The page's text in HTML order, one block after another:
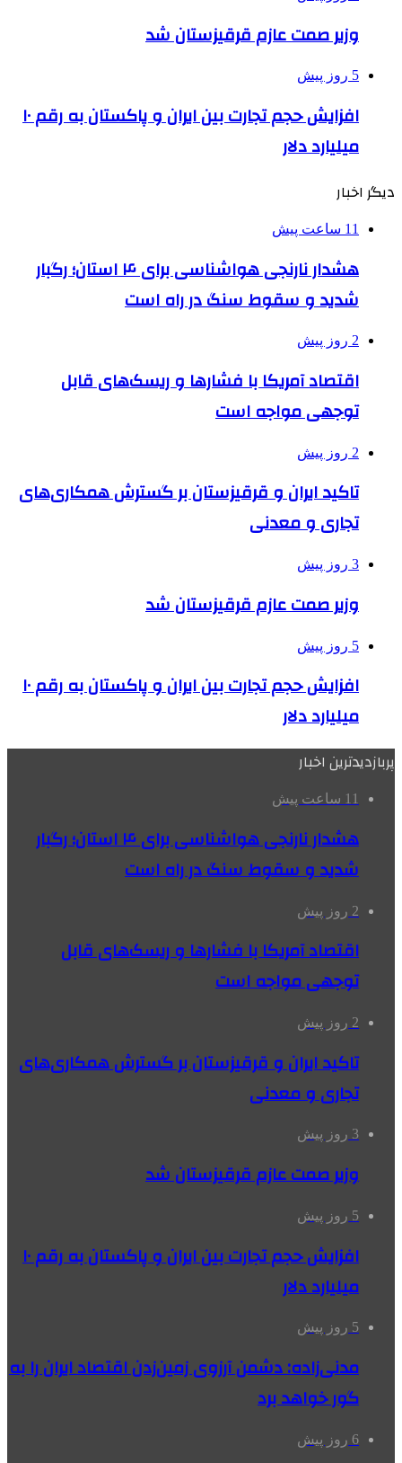
وزیر صمت عازم قرقیزستان شد
5 روز پیش
افزایش حجم تجارت بین ایران و پاکستان به رقم ۱۰
میلیارد دلار
دیگر اخبار
11 ساعت پیش
هشدار نارنجی هواشناسی برای ۴ استان؛ رگبار
شدید و سقوط سنگ در راه است
2 روز پیش
اقتصاد آمریکا با فشارها و ریسک‌های قابل
توجهی مواجه است
2 روز پیش
تاکید ایران و قرقیزستان بر گسترش همکاری‌های
تجاری و معدنی
3 روز پیش
وزیر صمت عازم قرقیزستان شد
5 روز پیش
افزایش حجم تجارت بین ایران و پاکستان به رقم ۱۰
میلیارد دلار
پربازدیدترین اخبار
11 ساعت پیش
هشدار نارنجی هواشناسی برای ۴ استان؛ رگبار
شدید و سقوط سنگ در راه است
2 روز پیش
اقتصاد آمریکا با فشارها و ریسک‌های قابل
توجهی مواجه است
2 روز پیش
تاکید ایران و قرقیزستان بر گسترش همکاری‌های
تجاری و معدنی
3 روز پیش
وزیر صمت عازم قرقیزستان شد
5 روز پیش
افزایش حجم تجارت بین ایران و پاکستان به رقم ۱۰
میلیارد دلار
5 روز پیش
مدنی‌زاده: دشمن آرزوی زمین‌زدن اقتصاد ایران را به
گور خواهد برد
6 روز پیش